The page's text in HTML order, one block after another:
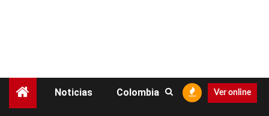
Noticias Colombia Ver online